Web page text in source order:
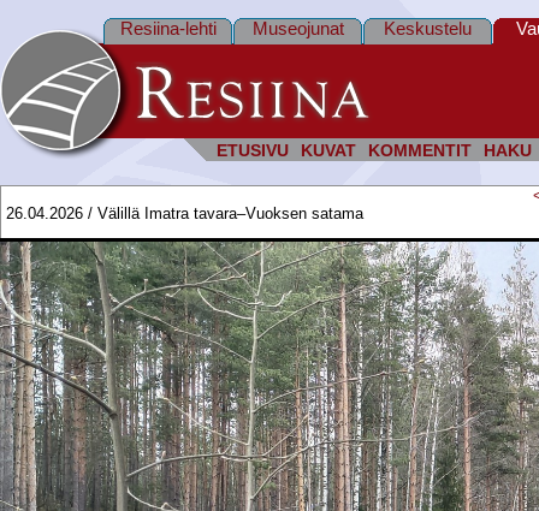
ETUSIVU KUVAT KOMMENTIT HAKU
Resiina-lehti Museojunat Keskustelu
26.04.2026 / Välillä Imatra tavara–Vuoksen satama